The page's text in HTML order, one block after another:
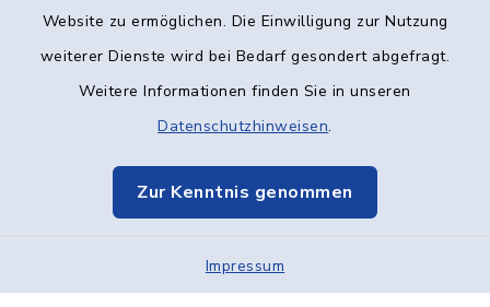
Website zu ermöglichen. Die Einwilligung zur Nutzung
weiterer Dienste wird bei Bedarf gesondert abgefragt.
Weitere Informationen finden Sie in unseren
Datenschutzhinweisen.
Zur Kenntnis genommen
Impressum
Datenschutz
Elektronische Kommunikation
Sitemap